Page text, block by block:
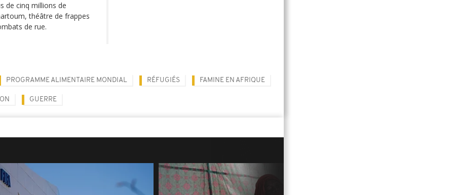
de cinq millions de
théâtre de frappes
de rue.
PROGRAMME ALIMENTAIRE MONDIAL RÉFUGIÉS FAMINE EN AFRIQUE
GUERRE